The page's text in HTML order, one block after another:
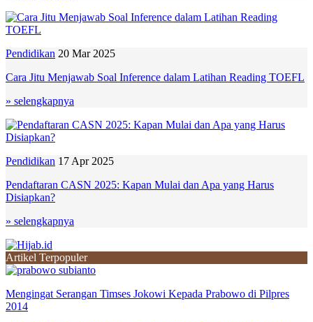
Pendidikan 20 Mar 2025
Cara Jitu Menjawab Soal Inference dalam Latihan Reading TOEFL
» selengkapnya
Pendidikan 17 Apr 2025
Pendaftaran CASN 2025: Kapan Mulai dan Apa yang Harus
Disiapkan?
» selengkapnya
Artikel Terpopuler
Mengingat Serangan Timses Jokowi Kepada Prabowo di Pilpres
2014